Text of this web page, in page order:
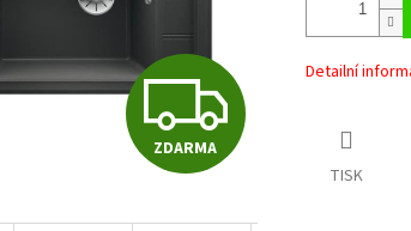
Z
D
ZDARMA
Detailní
TISK